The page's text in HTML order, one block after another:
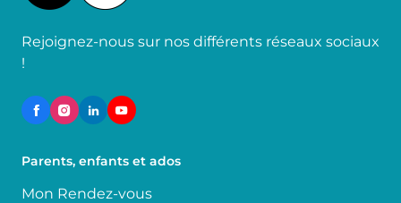
Rejoignez-nous sur nos différents réseaux sociaux
!
Parents, enfants et ados
Mon Rendez-vous